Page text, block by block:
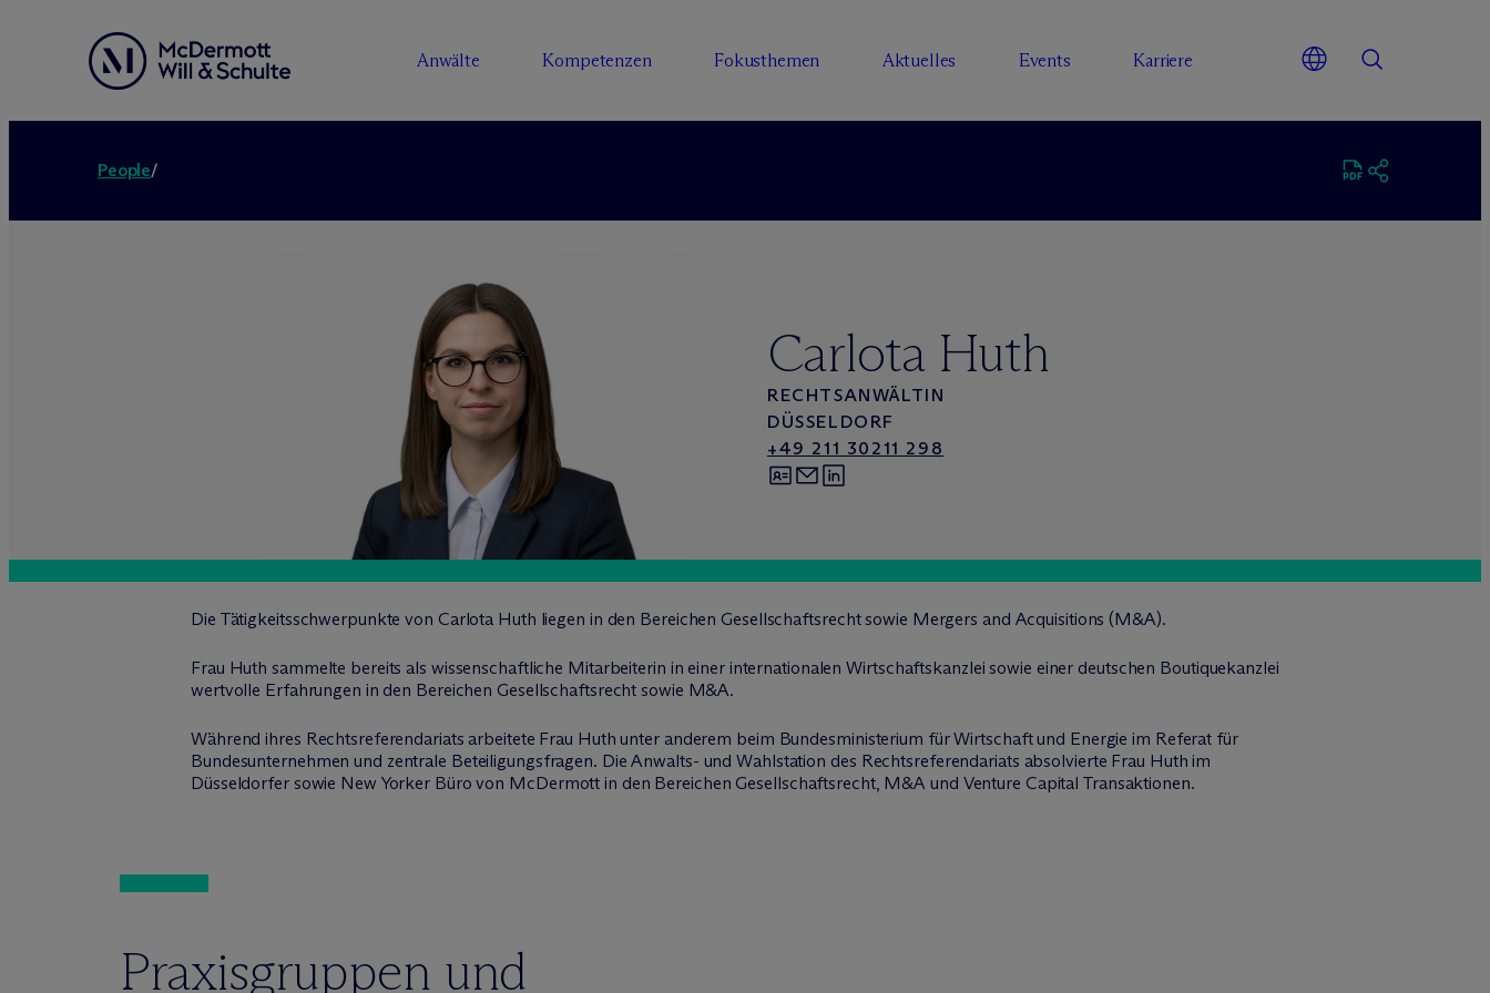
Anwälte Kompetenzen Fokusthemen Aktuelles Events Karriere
People/
Carlota Huth
RECHTSANWÄLTIN
DÜSSELDORF
+49 211 30211 298
Die Tätigkeitsschwerpunkte von Carlota Huth liegen in den Bereichen Gesellschaftsrecht sowie Mergers and Acquisitions (M&A).
Frau Huth sammelte bereits als wissenschaftliche Mitarbeiterin in einer internationalen Wirtschaftskanzlei sowie einer deutschen Boutiquekanzlei
wertvolle Erfahrungen in den Bereichen Gesellschaftsrecht sowie M&A.
Während ihres Rechtsreferendariats arbeitete Frau Huth unter anderem beim Bundesministerium für Wirtschaft und Energie im Referat für
Bundesunternehmen und zentrale Beteiligungsfragen. Die Anwalts- und Wahlstation des Rechtsreferendariats absolvierte Frau Huth im
Düsseldorfer sowie New Yorker Büro von McDermott in den Bereichen Gesellschaftsrecht, M&A und Venture Capital Transaktionen.
Praxisgruppen und